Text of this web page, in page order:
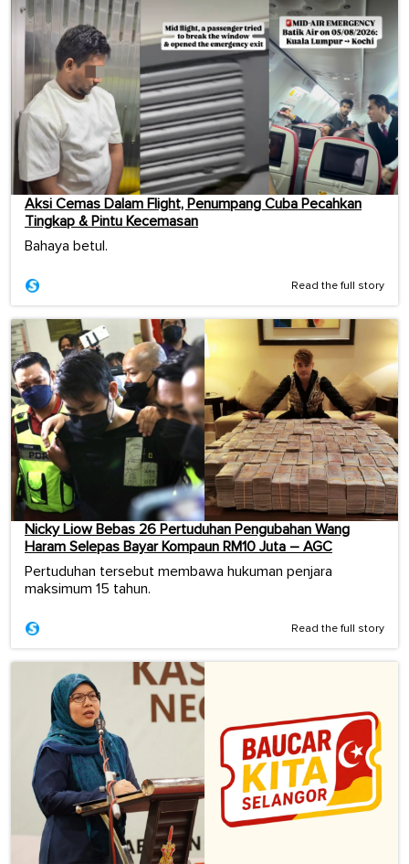
Aksi Cemas Dalam Flight, Penumpang Cuba Pecahkan
Tingkap & Pintu Kecemasan
Bahaya betul.
Read the full story
Nicky Liow Bebas 26 Pertuduhan Pengubahan Wang
Haram Selepas Bayar Kompaun RM10 Juta – AGC
Pertuduhan tersebut membawa hukuman penjara
maksimum 15 tahun.
Read the full story